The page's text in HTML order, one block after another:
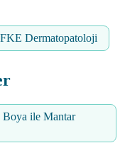
Dermatopatoloji
Boya ile Mantar